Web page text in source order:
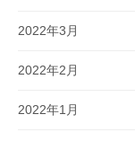
2022年3月
2022年2月
2022年1月